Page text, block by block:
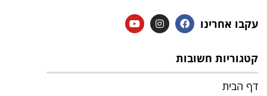
עקבו אחרינו
קטגוריות חשובות
דף הבית